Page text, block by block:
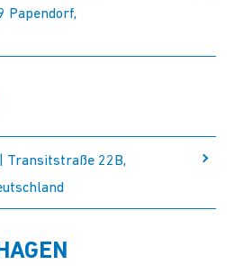
Papendorf,
| Transitstraße 22B,